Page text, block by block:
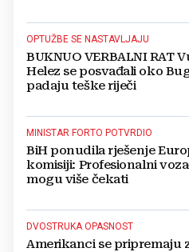
OPTUŽBE SE NASTAVLJAJU
BUKNUO VERBALNI RAT
Helez se posvađali oko
padaju teške riječi
MINISTAR FORTO POTVRDIO
BiH ponudila rješenje
komisiji: Profesionalni
mogu više čekati
DVOSTRUKA OPASNOST
Amerikanci se pripremaju